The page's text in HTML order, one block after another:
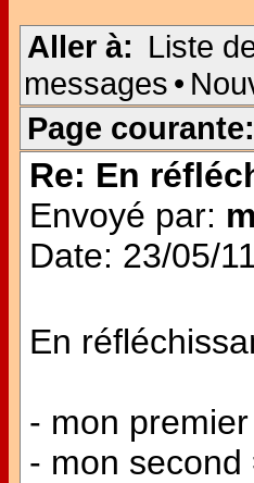
Aller à: Liste
messages •
Page courante:
Re: En
Envoyé par:
Date: 23/05/
En
- mon
- mon second